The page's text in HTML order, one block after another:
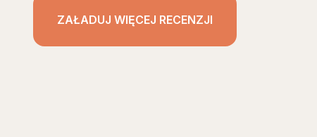
ZAŁADUJ WIĘCEJ RECENZJI